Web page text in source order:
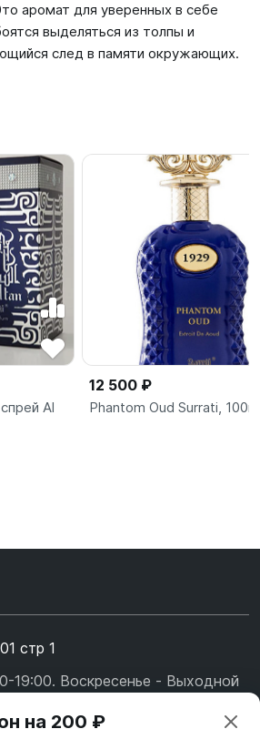
аромат для уверенных в себе
выделяться из толпы и
след в памяти окружающих.
Al
12 500 ₽
Phantom Oud Surrati,
стр 1
19:00. Воскресенье - Выходной
на 200 ₽